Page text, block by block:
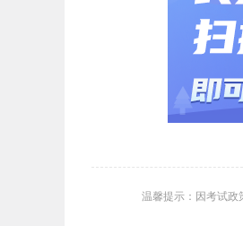
温馨提示：因考试政